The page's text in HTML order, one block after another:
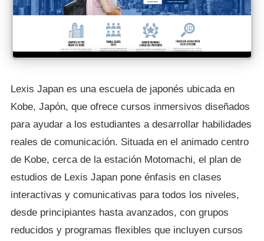
Lexis Japan es una escuela de japonés ubicada en
Kobe, Japón, que ofrece cursos inmersivos diseñados
para ayudar a los estudiantes a desarrollar habilidades
reales de comunicación. Situada en el animado centro
de Kobe, cerca de la estación Motomachi, el plan de
estudios de Lexis Japan pone énfasis en clases
interactivas y comunicativas para todos los niveles,
desde principiantes hasta avanzados, con grupos
reducidos y programas flexibles que incluyen cursos